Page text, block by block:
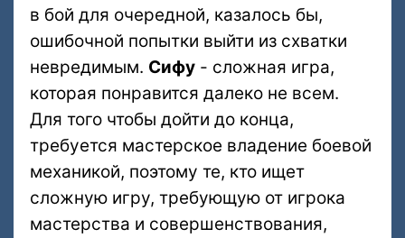
в бой для очередной, казалось бы,
ошибочной попытки выйти из схватки
невредимым. Сифу - сложная игра,
которая понравится далеко не всем.
Для того чтобы дойти до конца,
требуется мастерское владение боевой
механикой, поэтому те, кто ищет
сложную игру, требующую от игрока
мастерства и совершенствования,